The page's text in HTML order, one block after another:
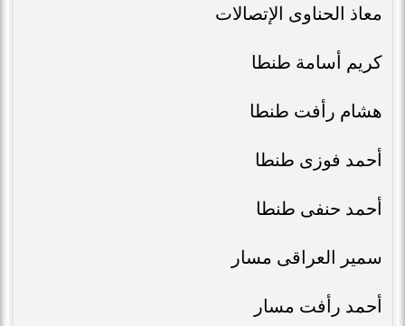
معاذ الحناوى الإتصالات
كريم أسامة طنطا
هشام رأفت طنطا
أحمد فوزى طنطا
أحمد حنفى طنطا
سمير العراقى مسار
أحمد رأفت مسار